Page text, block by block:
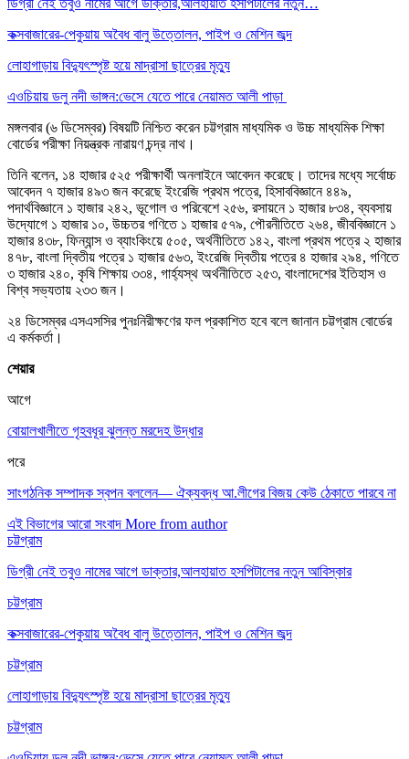
কক্সবাজারের-পেকুয়ায় অবৈধ বালু উত্তোলন, পাইপ ও মেশিন জব্দ
লোহাগাড়ায় বিদ্যুৎস্পৃষ্ট হয়ে মাদ্রাসা ছাত্রের মৃত্যু
এওচিয়ায় ডলু নদী ভাঙ্গন:ভেসে যেতে পারে নেয়ামত আলী পাড়া
মঙ্গলবার (৬ ডিসেম্বর) বিষয়টি নিশ্চিত করেন চট্টগ্রাম মাধ্যমিক ও উচ্চ মাধ্যমিক শিক্ষা
বোর্ডের পরীক্ষা নিয়ন্ত্রক নারায়ণ চন্দ্র নাথ।
তিনি বলেন, ১৪ হাজার ৫২৫ পরীক্ষার্থী অনলাইনে আবেদন করেছে। তাদের মধ্যে সর্বোচ্চ
আবেদন ৭ হাজার ৪৯৩ জন করেছে ইংরেজি প্রথম পত্রে, হিসাববিজ্ঞানে ৪৪৯,
পদার্থবিজ্ঞানে ১ হাজার ২৪২, ভূগোল ও পরিবেশে ২৫৬, রসায়নে ১ হাজার ৮৩৪, ব্যবসায়
উদ্যোগে ১ হাজার ১০, উচ্চতর গণিতে ১ হাজার ৫৭৯, পৌরনীতিতে ২৬৪, জীববিজ্ঞানে ১
হাজার ৪৩৮, ফিন্যান্স ও ব্যাংকিংয়ে ৫০৫, অর্থনীতিতে ১৪২, বাংলা প্রথম পত্রে ২ হাজার
৪৭৮, বাংলা দ্বিতীয় পত্রে ১ হাজার ৫৬৩, ইংরেজি দ্বিতীয় পত্রে ৪ হাজার ২৯৪, গণিতে
৩ হাজার ২৪০, কৃষি শিক্ষায় ৩৩৪, গার্হ্যস্থ অর্থনীতিতে ২৫৩, বাংলাদেশের ইতিহাস ও
বিশ্ব সভ্যতায় ২৩৩ জন।
২৪ ডিসেম্বর এসএসসির পুনঃনিরীক্ষণের ফল প্রকাশিত হবে বলে জানান চট্টগ্রাম বোর্ডের
এ কর্মকর্তা।
শেয়ার
আগে
বোয়ালখালীতে গৃহবধূর ঝুলন্ত মরদেহ উদ্ধার
পরে
সাংগঠনিক সম্পাদক স্বপন বললেন— ঐক্যবদ্ধ আ.লীগের বিজয় কেউ ঠেকাতে পারবে না
এই বিভাগের আরো সংবাদ More from author
চট্টগ্রাম
ডিগ্রী নেই তবুও নামের আগে ডাক্তার,আলহায়াত হসপিটালের নতুন আবিস্কার
চট্টগ্রাম
কক্সবাজারের-পেকুয়ায় অবৈধ বালু উত্তোলন, পাইপ ও মেশিন জব্দ
চট্টগ্রাম
লোহাগাড়ায় বিদ্যুৎস্পৃষ্ট হয়ে মাদ্রাসা ছাত্রের মৃত্যু
চট্টগ্রাম